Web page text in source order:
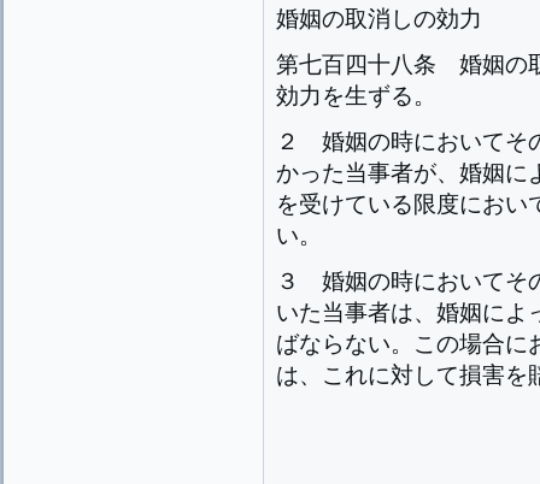
婚姻の取消しの効力
第七百四十八条 婚姻の
効力を生ずる。
２ 婚姻の時においてそ
かった当事者が、婚姻に
を受けている限度におい
い。
３ 婚姻の時においてそ
いた当事者は、婚姻によ
ばならない。この場合に
は、これに対して損害を